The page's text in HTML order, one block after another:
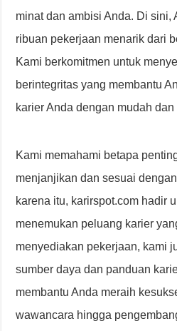
minat dan ambisi Anda. Di sini,
ribuan pekerjaan menarik dari
Kami berkomitmen untuk
berintegritas yang membantu
karier Anda dengan mudah dan
Kami memahami betapa
menjanjikan dan sesuai
karena itu, karirspot.com hadir
menemukan peluang karier
menyediakan pekerjaan, kami
sumber daya dan panduan
membantu Anda meraih
wawancara hingga